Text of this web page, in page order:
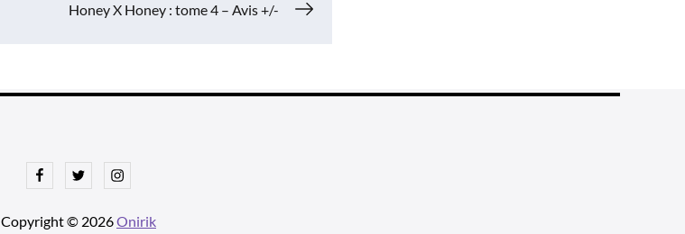
Honey X Honey : tome 4 – Avis +/-
FacebookTwitterInstagram
Copyright © 2026Onirik